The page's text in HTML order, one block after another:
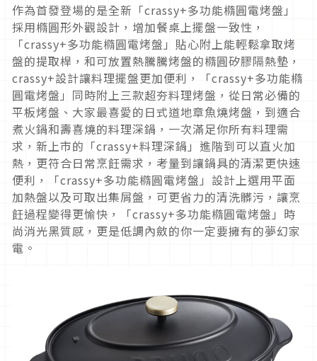
作為首發登場的是全新「crassy+多功能橢圓電烤盤」
採用橢圓形外觀設計，增加餐桌上擺盤一致性，
「crassy+多功能橢圓電烤盤」貼心附上能輕鬆拿取烤
盤的提取桿，和可放置熱騰騰烤盤的橢圓矽膠隔熱墊，
crassy+設計讓料理擺盤更加便利，「crassy+多功能橢
圓電烤盤」同時附上三款超夯料理烤盤，從日常必備的
平板烤盤、大家最喜愛的日式道地章魚燒烤盤，到適合
煮火鍋和壽喜燒的料理深鍋，一次滿足你所有料理需
求，新上市的「crassy+料理深鍋」進階到可以直火加
熱，更符合日常烹飪需求，考量到讓鍋具的清潔更快速
便利，「crassy+多功能橢圓電烤盤」設計上選用平面
加熱盤以及可取出集屑盤，可更省力的清洗髒污，讓烹
飪過程變得更愉快，「crassy+多功能橢圓電烤盤」時
尚消光黑質感，更是低調內斂的你一定要擁有的夢幻家
電。